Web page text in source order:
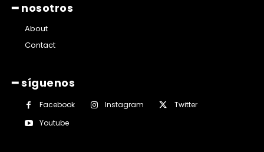
━ nosotros
About
Contact
━ síguenos
Facebook Instagram
Twitter
Youtube